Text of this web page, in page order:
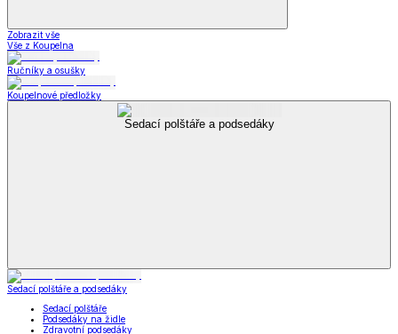
Zobrazit vše
Vše z Koupelna
Ručníky a osušky
Koupelnové předložky
Sedací polštáře a podsedáky
Sedací polštáře a podsedáky
Sedací polštáře
Podsedáky na židle
Zdravotní podsedáky